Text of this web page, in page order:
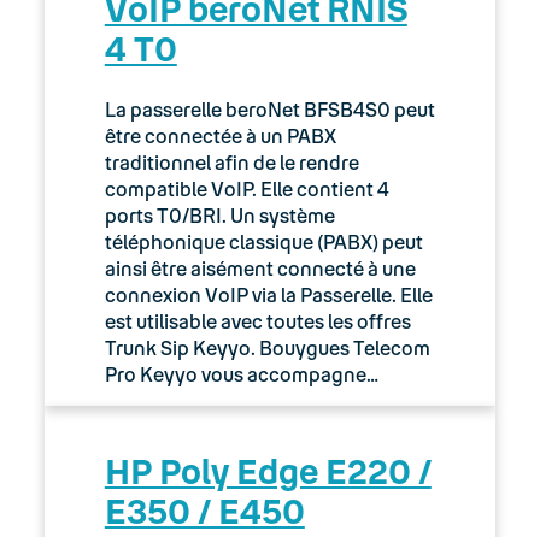
4 T0
La passerelle beroNet BFSB4S0 peut
être connectée à un PABX
traditionnel afin de le rendre
compatible VoIP. Elle contient 4
ports T0/BRI. Un système
téléphonique classique (PABX) peut
ainsi être aisément connecté à une
connexion VoIP via la Passerelle. Elle
est utilisable avec toutes les offres
Trunk Sip Keyyo. Bouygues Telecom
Pro Keyyo vous accompagne…
HP Poly Edge E220 /
E350 / E450